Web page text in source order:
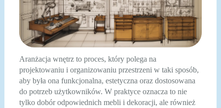
Aranżacja wnętrz to proces, który polega na
projektowaniu i organizowaniu przestrzeni w taki sposób,
aby była ona funkcjonalna, estetyczna oraz dostosowana
do potrzeb użytkowników. W praktyce oznacza to nie
tylko dobór odpowiednich mebli i dekoracji, ale również